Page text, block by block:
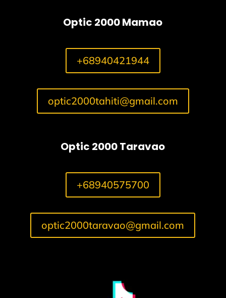
Optic 2000 Mamao
+68940421944
optic2000tahiti@gmail.com
Optic 2000 Taravao
+68940575700
optic2000taravao@gmail.com